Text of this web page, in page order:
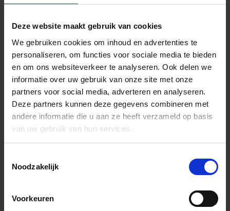
Deze website maakt gebruik van cookies
We gebruiken cookies om inhoud en advertenties te
personaliseren, om functies voor sociale media te bieden
en om ons websiteverkeer te analyseren. Ook delen we
informatie over uw gebruik van onze site met onze
partners voor social media, adverteren en analyseren.
Deze partners kunnen deze gegevens combineren met
andere informatie die u aan ze heeft verzameld op basis
van uw gebruik van hun services.
Noodzakelijk
Voorkeuren